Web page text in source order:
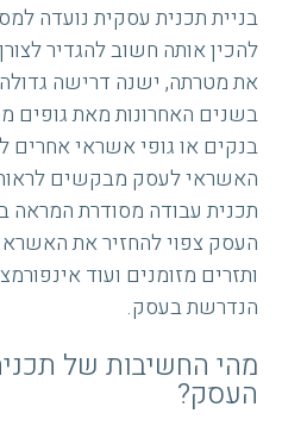
בניית תכנית עסקית נועדה
להכין אותה חשוב להגדיר
את מטרתה, ישנה דרישה
בשנים האחרונות מאת גופים
בנקים או גופי אשראי
האשראי לעסק מבקשים
תכנית עבודה מסודרת המראה
העסק צפוי להחזיר את האשראי
ותזרים מזומנים ועוד
הנדרשת בעסק.
מהי החשיבות של
העסק?